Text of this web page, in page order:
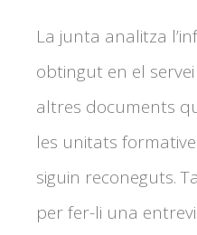
La junta analitza
obtingut en el
altres documents
les unitats
siguin reconeguts.
per fer-li una